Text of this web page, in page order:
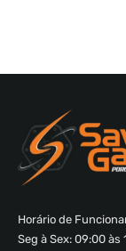
Horário de
Seg à Sex: 09:00 às